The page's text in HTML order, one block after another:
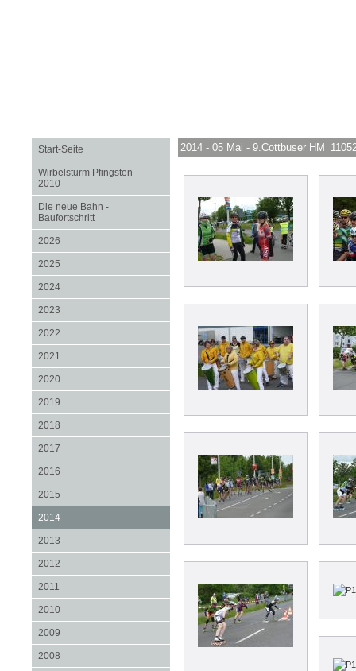
Start-Seite
Wirbelsturm Pfingsten
2010
Die neue Bahn -
Baufortschritt
2026
2025
2024
2023
2022
2021
2020
2019
2018
2017
2016
2015
2014
2013
2012
2011
2010
2009
2008
2014 - 05 Mai - 9.Cottbuser